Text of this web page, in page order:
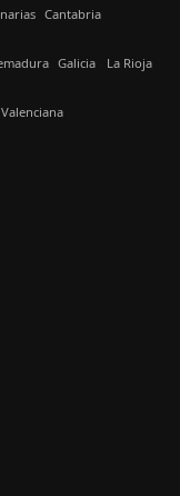
Cantabria
Galicia La Rioja